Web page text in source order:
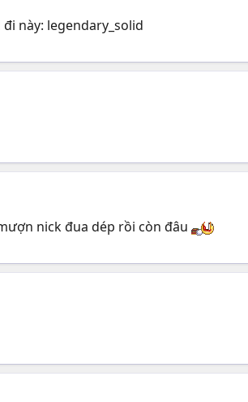
này: legendary_solid
nick đua dép rồi còn đâu